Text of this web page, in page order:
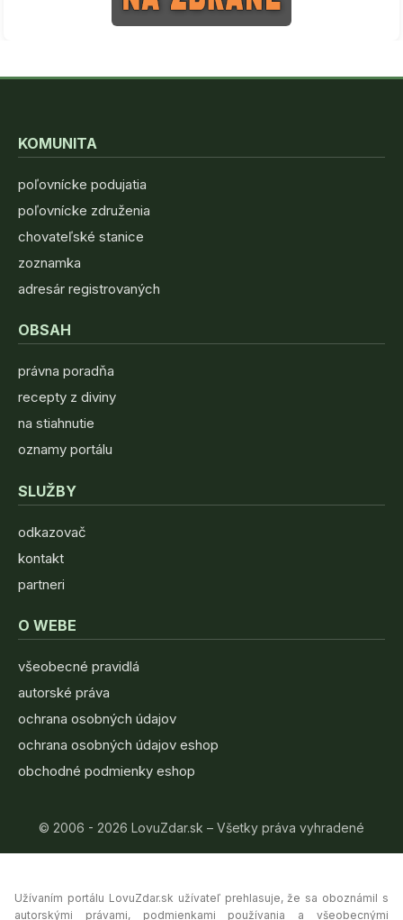
KOMUNITA
poľovnícke podujatia
poľovnícke združenia
chovateľské stanice
zoznamka
adresár registrovaných
OBSAH
právna poradňa
recepty z diviny
na stiahnutie
oznamy portálu
SLUŽBY
odkazovač
kontakt
partneri
O WEBE
všeobecné pravidlá
autorské práva
ochrana osobných údajov
ochrana osobných údajov eshop
obchodné podmienky eshop
© 2006 - 2026 LovuZdar.sk – Všetky práva vyhradené
Užívaním portálu LovuZdar.sk užívateľ prehlasuje, že sa oboznámil s
autorskými právami, podmienkami používania a všeobecnými